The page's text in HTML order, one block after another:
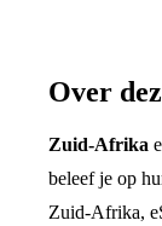
Over
Zuid-Afrika
beleef je op
Zuid-Afrika,